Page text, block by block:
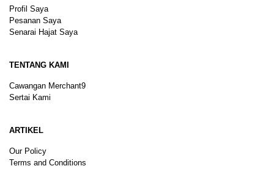
Profil Saya
Pesanan Saya
Senarai Hajat Saya
TENTANG KAMI
Cawangan Merchant9
Sertai Kami
ARTIKEL
Our Policy
Terms and Conditions